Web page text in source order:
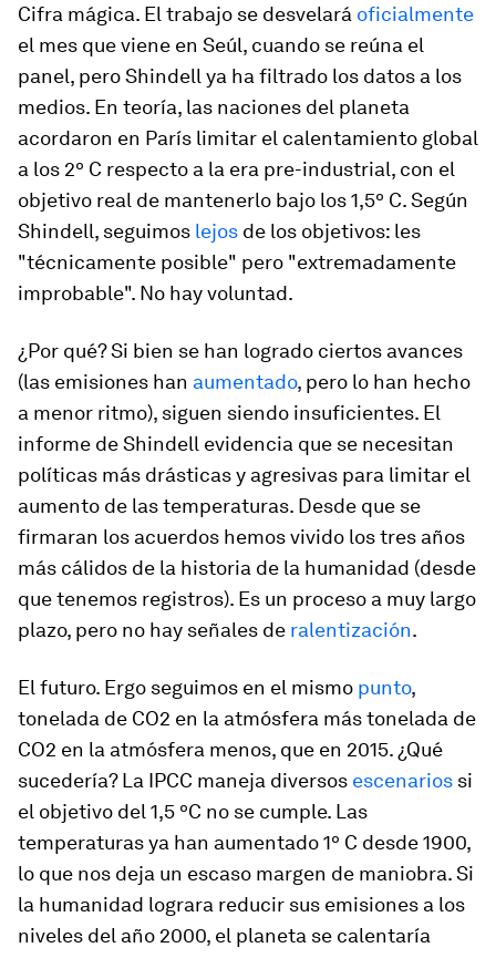
Cifra mágica. El trabajo se desvelará oficialmente
el mes que viene en Seúl, cuando se reúna el
panel, pero Shindell ya ha filtrado los datos a los
medios. En teoría, las naciones del planeta
acordaron en París limitar el calentamiento global
a los 2º C respecto a la era pre-industrial, con el
objetivo real de mantenerlo bajo los 1,5º C. Según
Shindell, seguimos lejos de los objetivos: les
"técnicamente posible" pero "extremadamente
improbable". No hay voluntad.
¿Por qué? Si bien se han logrado ciertos avances
(las emisiones han aumentado, pero lo han hecho
a menor ritmo), siguen siendo insuficientes. El
informe de Shindell evidencia que se necesitan
políticas más drásticas y agresivas para limitar el
aumento de las temperaturas. Desde que se
firmaran los acuerdos hemos vivido los tres años
más cálidos de la historia de la humanidad (desde
que tenemos registros). Es un proceso a muy largo
plazo, pero no hay señales de ralentización.
El futuro. Ergo seguimos en el mismo punto,
tonelada de CO2 en la atmósfera más tonelada de
CO2 en la atmósfera menos, que en 2015. ¿Qué
sucedería? La IPCC maneja diversos escenarios si
el objetivo del 1,5 ºC no se cumple. Las
temperaturas ya han aumentado 1º C desde 1900,
lo que nos deja un escaso margen de maniobra. Si
la humanidad lograra reducir sus emisiones a los
niveles del año 2000, el planeta se calentaría